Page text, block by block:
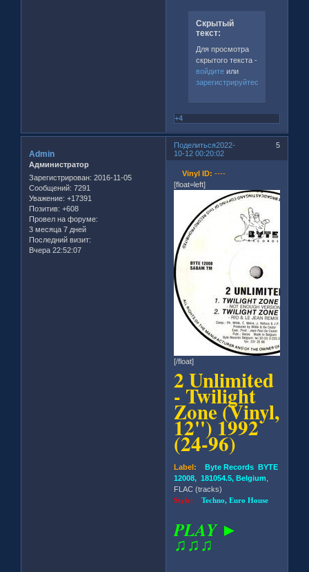
Скрытый
текст:
Для просмотра
скрытого текста -
войдитеили
зарегистрируйтесь
+4
Поделиться 5
2022-
10-12 00:20:02
Admin
Администратор
Зарегистрирован: 2016-11-05
Сообщений: 7291
Уважение: +17391
Позитив: +608
Провел на форуме:
3 месяца 7 дней
Последний визит:
Вчера 22:52:07
Vinyl ID: ----
[float=left]
[/float]
2 Unlimited
- Twilight
Zone (Vinyl,
12'') 1992
(24-96)
Label: Byte Records BYTE
12008, 181054.5, Belgium
FLAC (tracks)
Style:Techno, Euro House
PLAY ►
♫♫♫